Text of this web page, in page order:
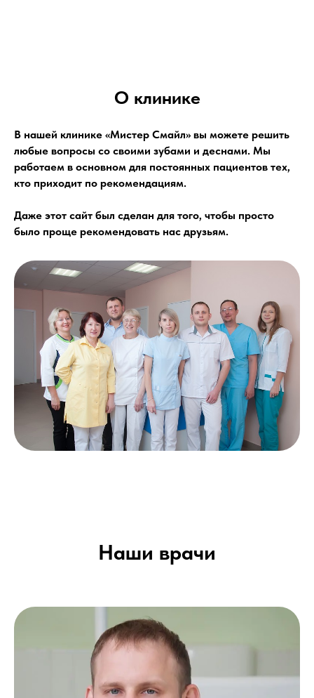
О клинике
В нашей клинике «Мистер Смайл» вы можете решить
любые вопросы со своими зубами и деснами. Мы
работаем в основном для постоянных пациентов тех,
кто приходит по рекомендациям.
Даже этот сайт был сделан для того, чтобы просто
было проще рекомендовать нас друзьям.
Наши врачи